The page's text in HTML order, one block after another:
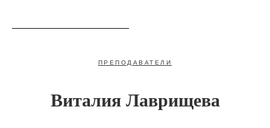
ПРЕПОДАВАТЕЛИ
Виталия Лаврищева